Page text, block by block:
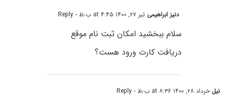
دنیز ابراهیمی تیر ۲۷, ۱۴۰۰ at ۴:۴۵ ب٫ظ - Reply
سلام ببخشید امکان ثبت نام موقع
دریافت کارت ورود هست؟
نیل خرداد ۲۸, ۱۴۰۰ at ۸:۳۶ ب٫ظ - Reply